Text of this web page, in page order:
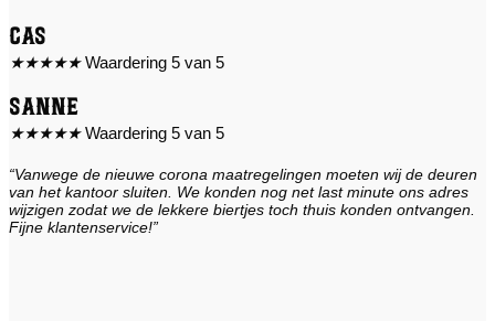
Cas
★★★★★ Waardering 5 van 5
Sanne
★★★★★ Waardering 5 van 5
“Vanwege de nieuwe corona maatregelingen moeten wij de deuren
van het kantoor sluiten. We konden nog net last minute ons adres
wijzigen zodat we de lekkere biertjes toch thuis konden ontvangen.
Fijne klantenservice!”